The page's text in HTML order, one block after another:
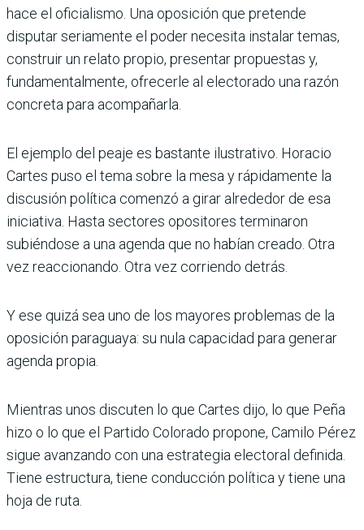
hace el oficialismo. Una oposición que pretende
disputar seriamente el poder necesita instalar temas,
construir un relato propio, presentar propuestas y,
fundamentalmente, ofrecerle al electorado una razón
concreta para acompañarla.
El ejemplo del peaje es bastante ilustrativo. Horacio
Cartes puso el tema sobre la mesa y rápidamente la
discusión política comenzó a girar alrededor de esa
iniciativa. Hasta sectores opositores terminaron
subiéndose a una agenda que no habían creado. Otra
vez reaccionando. Otra vez corriendo detrás.
Y ese quizá sea uno de los mayores problemas de la
oposición paraguaya: su nula capacidad para generar
agenda propia.
Mientras unos discuten lo que Cartes dijo, lo que Peña
hizo o lo que el Partido Colorado propone, Camilo Pérez
sigue avanzando con una estrategia electoral definida.
Tiene estructura, tiene conducción política y tiene una
hoja de ruta.